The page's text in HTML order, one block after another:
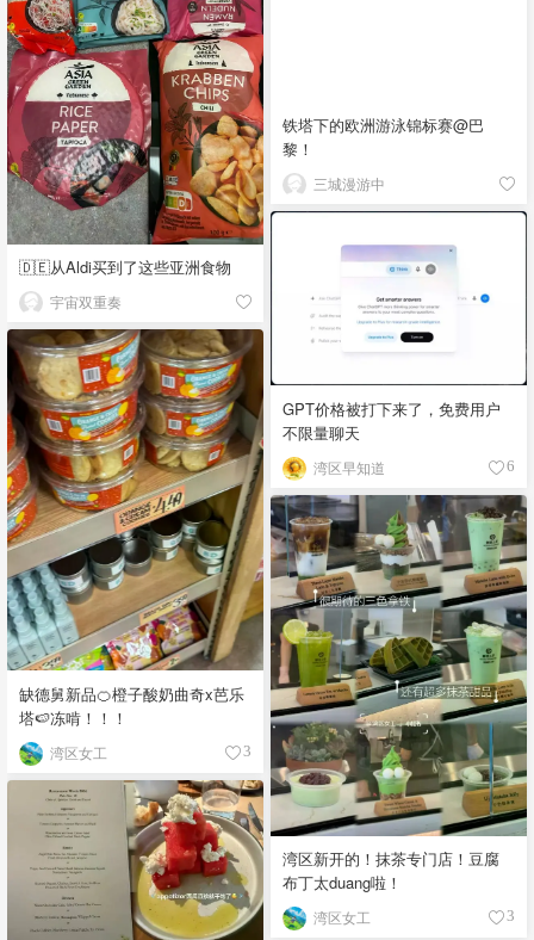
铁塔下的欧洲游泳锦标赛@巴
黎！
三城漫游中
🇩🇪从Aldi买到了这些亚洲食物
宇宙双重奏
GPT价格被打下来了，免费用户
不限量聊天
湾区早知道 6
缺德舅新品🍊橙子酸奶曲奇x芭乐
塔🍉冻啃！！！
湾区女工 3
湾区新开的！抹茶专门店！豆腐
布丁太duang啦！
湾区女工 3